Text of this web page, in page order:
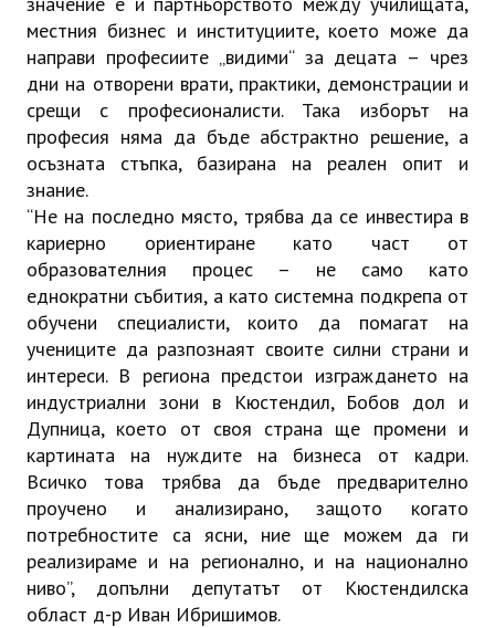
местния бизнес и институциите, което може да
направи професиите „видими“ за децата – чрез
дни на отворени врати, практики, демонстрации и
срещи с професионалисти. Така изборът на
професия няма да бъде абстрактно решение, а
осъзната стъпка, базирана на реален опит и
знание.
“Не на последно място, трябва да се инвестира в
кариерно ориентиране като част от
образователния процес – не само като
еднократни събития, а като системна подкрепа от
обучени специалисти, които да помагат на
учениците да разпознаят своите силни страни и
интереси. В региона предстои изграждането на
индустриални зони в Кюстендил, Бобов дол и
Дупница, което от своя страна ще промени и
картината на нуждите на бизнеса от кадри.
Всичко това трябва да бъде предварително
проучено и анализирано, защото когато
потребностите са ясни, ние ще можем да ги
реализираме и на регионално, и на национално
ниво”, допълни депутатът от Кюстендилска
област д-р Иван Ибришимов.